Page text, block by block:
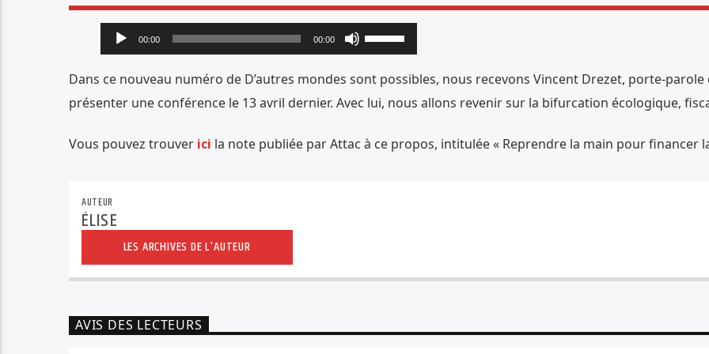
Lecteur
audio
00:00 00:00
Utilisez
les
flèches
haut/bas
augmenter
Dans ce nouveau numéro de D’autres mondes sont possibles, nous recevons Vincent Drezet, porte-
présenter une conférence le 13 avril dernier. Avec lui, nous allons revenir sur la bifurcation écologique,
Vous pouvez trouver ici la note publiée par Attac à ce propos, intitulée « Reprendre la main pour financer
AUTEUR
ÉLISE
LES ARCHIVES DE L'AUTEUR
AVIS DES LECTEURS